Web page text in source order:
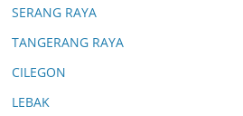
SERANG RAYA
TANGERANG RAYA
CILEGON
LEBAK